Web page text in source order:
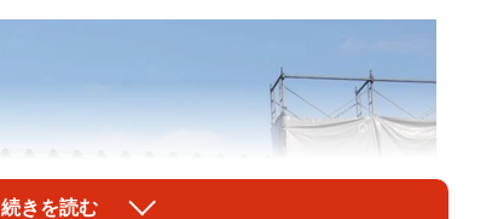
続きを読む